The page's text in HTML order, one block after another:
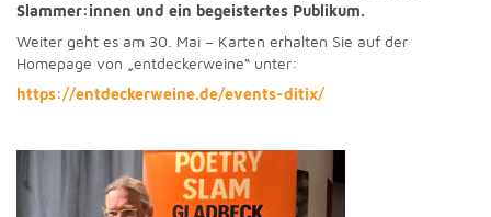
Slammer:innen und ein begeistertes Publikum.
Weiter geht es am 30. Mai – Karten erhalten Sie auf der
Homepage von „entdeckerweine“ unter:
https://entdeckerweine.de/events-ditix/